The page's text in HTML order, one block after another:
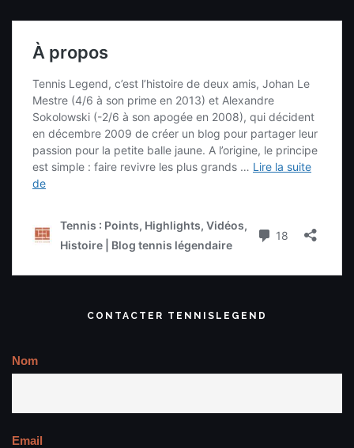
CONTACTER TENNISLEGEND
Nom
Email